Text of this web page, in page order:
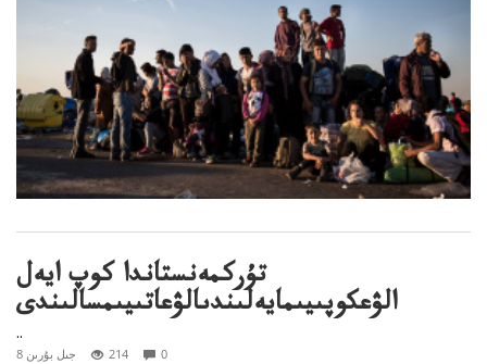
تۇركمەنستاندا كوپ ايەل
الۋعكوپىيىمايەلىندىالۋعاتىيىمسالىندى
..
8 جىل بۇرىن 214 0